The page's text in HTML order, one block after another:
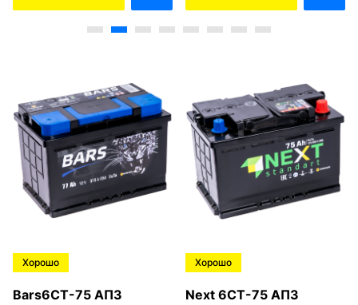
Хорошо
Bars6СТ-75 АПЗ
Хорошо
Next 6СТ-75 АПЗ